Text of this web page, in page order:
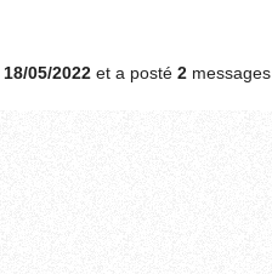
18/05/2022 et a posté 2